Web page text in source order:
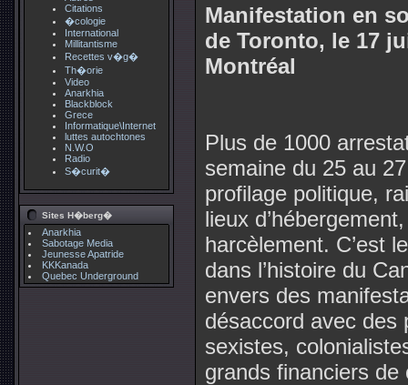
Citations
�cologie
International
Millitantisme
Recettes v�g�
Th�orie
Video
Anarkhia
Blackblock
Grece
Informatique\Internet
luttes autochtones
N.W.O
Radio
S�curit�
Sites H�berg�
Anarkhia
Sabotage Media
Jeunesse Apatride
KKKanada
Quebec Underground
Manifestation en
de Toronto, le 17
Montréal
Plus de 1000
semaine du 25 au
profilage politique,
lieux
harcèlement. C’est
dans l’histoire du
envers des
désaccord avec des
sexistes,
grands financiers de